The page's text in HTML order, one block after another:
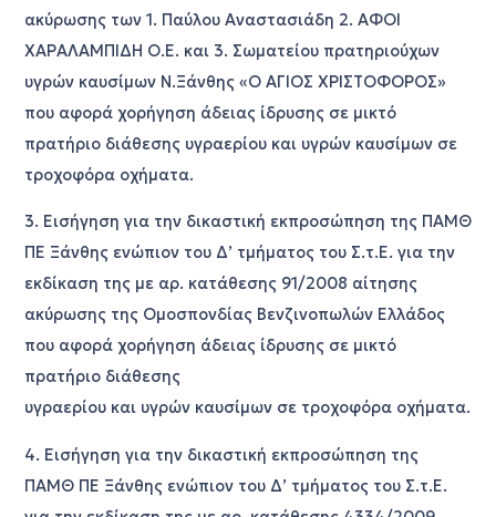
ακύρωσης των 1. Παύλου Αναστασιάδη 2. ΑΦΟΙ
ΧΑΡΑΛΑΜΠΙΔΗ Ο.Ε. και 3. Σωματείου πρατηριούχων
υγρών καυσίμων Ν.Ξάνθης «Ο ΑΓΙΟΣ ΧΡΙΣΤΟΦΟΡΟΣ»
που αφορά χορήγηση άδειας ίδρυσης σε μικτό
πρατήριο διάθεσης υγραερίου και υγρών καυσίμων σε
τροχοφόρα οχήματα.
3. Εισήγηση για την δικαστική εκπροσώπηση της ΠΑΜΘ
ΠΕ Ξάνθης ενώπιον του Δ’ τμήματος του Σ.τ.Ε. για την
εκδίκαση της με αρ. κατάθεσης 91/2008 αίτησης
ακύρωσης της Ομοσπονδίας Βενζινοπωλών Ελλάδος
που αφορά χορήγηση άδειας ίδρυσης σε μικτό
πρατήριο διάθεσης
υγραερίου και υγρών καυσίμων σε τροχοφόρα οχήματα.
4. Εισήγηση για την δικαστική εκπροσώπηση της
ΠΑΜΘ ΠΕ Ξάνθης ενώπιον του Δ’ τμήματος του Σ.τ.Ε.